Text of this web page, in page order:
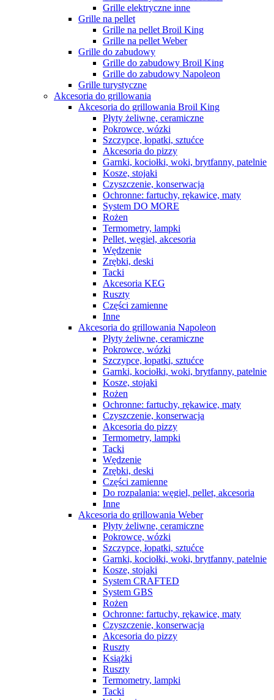
Grille elektryczne inne
Grille na pellet
Grille na pellet Broil King
Grille na pellet Weber
Grille do zabudowy
Grille do zabudowy Broil King
Grille do zabudowy Napoleon
Grille turystyczne
Akcesoria do grillowania
Akcesoria do grillowania Broil King
Płyty żeliwne, ceramiczne
Pokrowce, wózki
Szczypce, łopatki, sztućce
Akcesoria do pizzy
Garnki, kociołki, woki, brytfanny, patelnie
Kosze, stojaki
Czyszczenie, konserwacja
Ochronne: fartuchy, rękawice, maty
System DO MORE
Rożen
Termometry, lampki
Pellet, węgiel, akcesoria
Wędzenie
Zrębki, deski
Tacki
Akcesoria KEG
Ruszty
Części zamienne
Inne
Akcesoria do grillowania Napoleon
Płyty żeliwne, ceramiczne
Pokrowce, wózki
Szczypce, łopatki, sztućce
Garnki, kociołki, woki, brytfanny, patelnie
Kosze, stojaki
Rożen
Ochronne: fartuchy, rękawice, maty
Czyszczenie, konserwacja
Akcesoria do pizzy
Termometry, lampki
Tacki
Wędzenie
Zrębki, deski
Części zamienne
Do rozpalania: węgiel, pellet, akcesoria
Inne
Akcesoria do grillowania Weber
Płyty żeliwne, ceramiczne
Pokrowce, wózki
Szczypce, łopatki, sztućce
Garnki, kociołki, woki, brytfanny, patelnie
Kosze, stojaki
System CRAFTED
System GBS
Rożen
Ochronne: fartuchy, rękawice, maty
Czyszczenie, konserwacja
Akcesoria do pizzy
Ruszty
Książki
Ruszty
Termometry, lampki
Tacki